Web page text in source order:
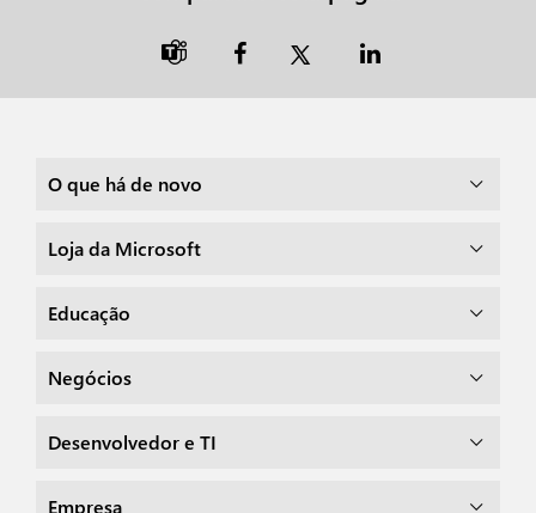

O que há de novo
Loja da Microsoft
Educação
Negócios
Desenvolvedor e TI
Empresa